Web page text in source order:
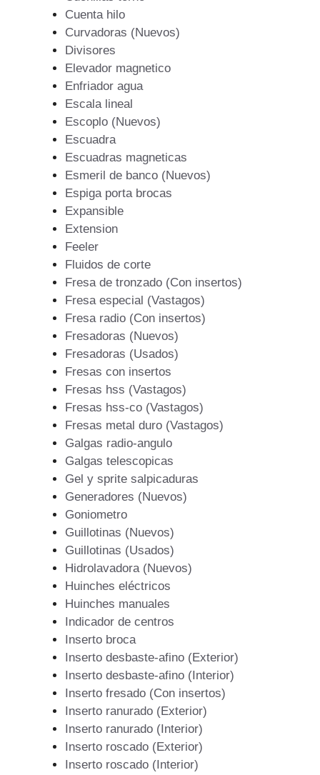
Cuenta hilo
Curvadoras (Nuevos)
Divisores
Elevador magnetico
Enfriador agua
Escala lineal
Escoplo (Nuevos)
Escuadra
Escuadras magneticas
Esmeril de banco (Nuevos)
Espiga porta brocas
Expansible
Extension
Feeler
Fluidos de corte
Fresa de tronzado (Con insertos)
Fresa especial (Vastagos)
Fresa radio (Con insertos)
Fresadoras (Nuevos)
Fresadoras (Usados)
Fresas con insertos
Fresas hss (Vastagos)
Fresas hss-co (Vastagos)
Fresas metal duro (Vastagos)
Galgas radio-angulo
Galgas telescopicas
Gel y sprite salpicaduras
Generadores (Nuevos)
Goniometro
Guillotinas (Nuevos)
Guillotinas (Usados)
Hidrolavadora (Nuevos)
Huinches eléctricos
Huinches manuales
Indicador de centros
Inserto broca
Inserto desbaste-afino (Exterior)
Inserto desbaste-afino (Interior)
Inserto fresado (Con insertos)
Inserto ranurado (Exterior)
Inserto ranurado (Interior)
Inserto roscado (Exterior)
Inserto roscado (Interior)